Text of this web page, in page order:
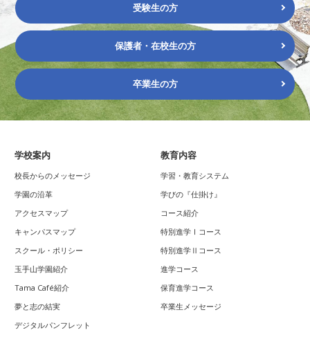
受験生の方
保護者・在校生の方
卒業生の方
学校案内
校長からのメッセージ
学園の沿革
アクセスマップ
キャンパスマップ
スクール・ポリシー
玉手山学園紹介
Tama Café紹介
夢と志の結実
デジタルパンフレット
教育内容
学習・教育システム
学びの『仕掛け』
コース紹介
特別進学Ⅰコース
特別進学Ⅱコース
進学コース
保育進学コース
卒業生メッセージ